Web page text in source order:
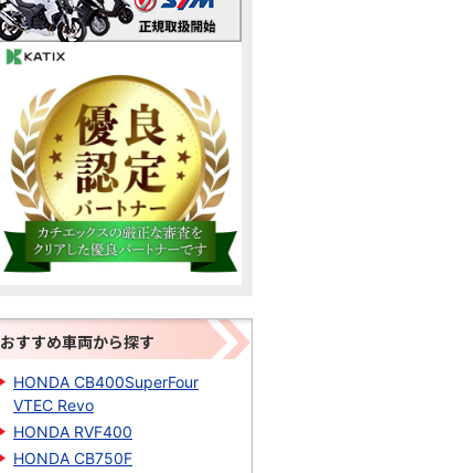
おすすめ車両から探す
HONDA CB400SuperFour
VTEC Revo
HONDA RVF400
HONDA CB750F